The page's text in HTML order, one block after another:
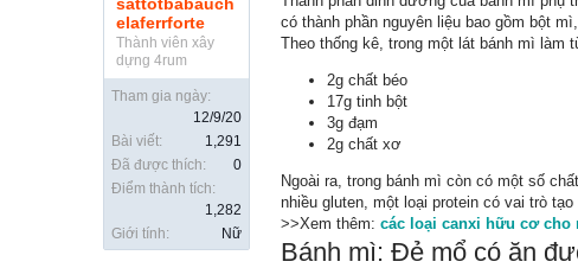
elaferrforte
Thành viên xây
dựng 4rum
Tham gia ngày:
12/9/20
Bài viết:
1,291
Đã được thích:
0
Điểm thành tích:
1,282
Giới tính:
Nữ
có thành phần nguyên liệu bao gồm bột
Theo thống kê, trong một lát bánh mì làm
2g chất béo
17g tinh bột
3g đạm
2g chất xơ
Ngoài ra, trong bánh mì còn có một số
nhiều gluten, một loại protein có vai trò
>>Xem thêm: các loại canxi hữu cơ cho
Bánh mì: Đẻ mổ có ăn